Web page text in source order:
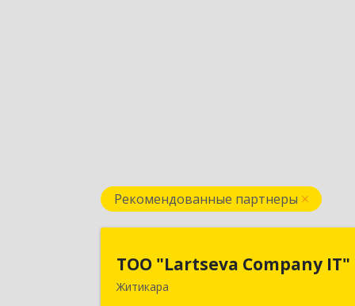
Рекомендованные партнеры
ТОО "Lartseva Company IT"
Житикара110700, Республика Казахстан,